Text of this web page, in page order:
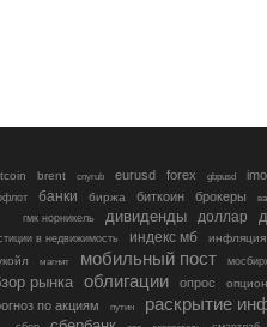
brent cnyrub eurusd forex gbpusd
банки биржа биткоин брокеры
гмк норникель
дивиденды доллар
в недвижимость индекс мб
инфляция
магнит мобильный пост
рынка облигации опрос
по акциям путин раскрытие